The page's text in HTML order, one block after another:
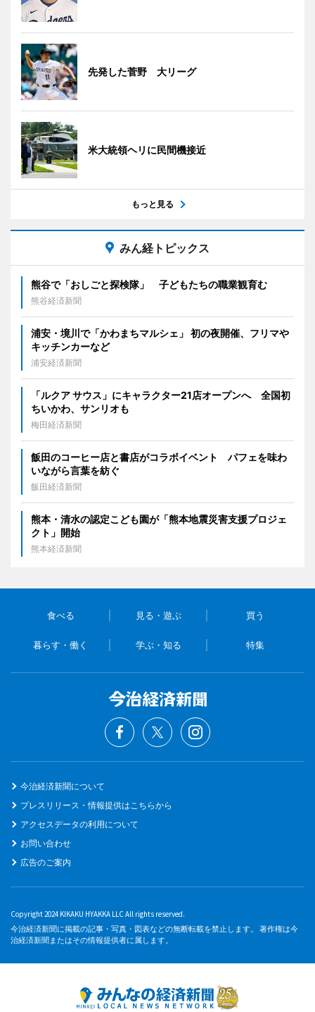
先発した菅野 大リーグ
米大統領ヘリに民間機接近
もっと見る
みん経トピックス
熊谷で「おしごと探検隊」 子どもたちの職業観育む
熊谷経済新聞
浦安・境川で「かわまちマルシェ」 初の夜開催、フリマや
キッチンカーなど
浦安経済新聞
「ルクア サウス」にキャラクター21店オープンへ 全国初
ちいかわ、サンリオも
梅田経済新聞
飯田のコーヒー店と書店がコラボイベント パフェを味わ
いながら言葉を紡ぐ
飯田経済新聞
熊本・清水の認定こども園が「熊本地震災害支援プロジェ
クト」開始
熊本経済新聞
食べる 見る・遊ぶ 買う
暮らす・働く 学ぶ・知る 特集
今治経済新聞について
プレスリリース・情報提供はこちらから
アクセスデータの利用について
お問い合わせ
広告のご案内
Copyright 2024 KIKAKU HYAKKA LLC All rights reserved.
今治経済新聞に掲載の記事・写真・図表などの無断転載を禁止します。 著作権は今
治経済新聞またはその情報提供者に属します。